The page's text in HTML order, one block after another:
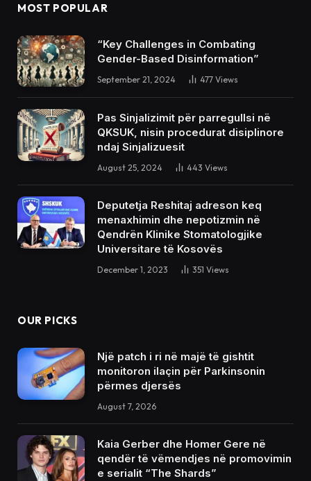
MOST POPULAR
“Key Challenges in Combating
Gender-Based Disinformation”
September 21, 2024 477 Views
Pas Sinjalizimit për parregullsi në
QKSUK, nisin procedurat disiplinore
ndaj Sinjalizuesit
August 25, 2024 443 Views
Deputetja Reshitaj adreson keq
menaxhimin dhe nepotizmin në
Qendrën Klinike Stomatologjike
Universitare të Kosovës
December 1, 2023 351 Views
OUR PICKS
Një patch i ri në majë të gishtit
monitoron ilaçin për Parkinsonin
përmes djersës
August 7, 2026
Kaia Gerber dhe Homer Gere në
qendër të vëmendjes në promovimin
e serialit “The Shards”